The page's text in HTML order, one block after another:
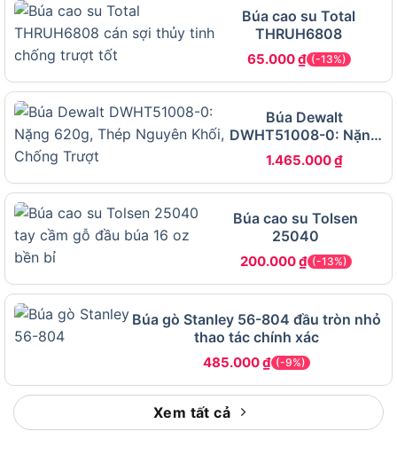
Total THSLH6104 ứng dụng tốt trong những công việc
nào
Thi công phá dỡ, cải tạo nền móng
Đập phá sàn gạch, bê tông cũ, cắt rãnh trên vật
liệu cứng.
Loại bỏ kết cấu gắn lâu ngày bằng lực tác
động dứt khoát.
Lắp đặt cơ khí, công nghiệp nặng
Đóng nêm kim loại, căn chỉnh hệ thống khung
sườn.
Hỗ trợ lắp ráp, tháo rời chi tiết cơ khí cỡ lớn.
Sử dụng trong môi trường bảo trì, sửa chữa
Búa cao su Total
THRUH6808
65.000₫ (-13%)
Búa Dewalt
DWHT51008-0: Nặng
620g, Thép Nguyên
Khối, Chống Trượt
1.465.000₫
Búa cao su Tolsen
25040
200.000₫ (-13%)
Búa gò Stanley 56-804 đầu tròn nhỏ
thao tác chính xác
485.000₫ (-9%)
Xem tất cả